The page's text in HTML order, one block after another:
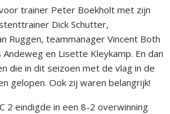
trainer Peter Boekholt met zijn
Dick Schutter,
Ruggen, teammanager Vincent Both
en Lisette Kleykamp. En dan
die in dit seizoen met de vlag in de
gelopen. Ook zij waren belangrijk!
2 eindigde in een 8-2 overwinning